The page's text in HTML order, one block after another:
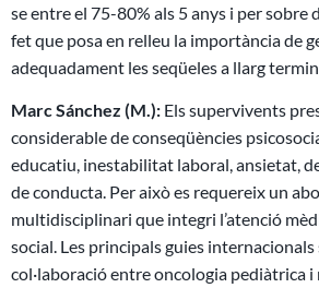
se entre el 75-80% als 5 anys i per sobre
fet que posa en relleu la importància de
adequadament les seqüeles a llarg
Marc Sánchez (M.): Els supervivents
considerable de conseqüències
educatiu, inestabilitat laboral, ansietat,
de conducta. Per això es requereix un
multidisciplinari que integri l’atenció
social. Les principals guies
col·laboració entre oncologia pediàtrica i